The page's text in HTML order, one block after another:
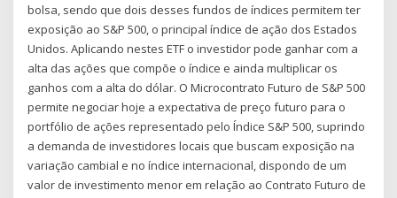
bolsa, sendo que dois desses fundos de índices permitem ter
exposição ao S&P 500, o principal índice de ação dos Estados
Unidos. Aplicando nestes ETF o investidor pode ganhar com a
alta das ações que compõe o índice e ainda multiplicar os
ganhos com a alta do dólar. O Microcontrato Futuro de S&P 500
permite negociar hoje a expectativa de preço futuro para o
portfólio de ações representado pelo Índice S&P 500, suprindo
a demanda de investidores locais que buscam exposição na
variação cambial e no índice internacional, dispondo de um
valor de investimento menor em relação ao Contrato Futuro de